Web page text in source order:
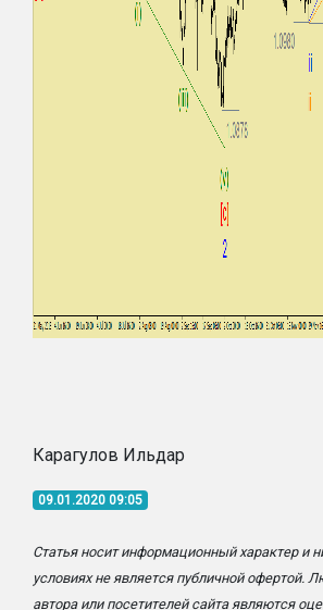
Карагулов Ильдар
09.01.2020 09:05
Статья носит информационный характер и
условиях не является публичной офертой.
автора или посетителей сайта являются